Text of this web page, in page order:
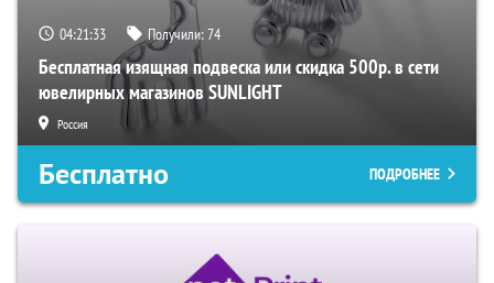
04:21:32 Получили:74
Бесплатная изящная подвеска или скидка 500р. в сети
ювелирных магазинов SUNLIGHT
Россия
Бесплатно ПОДРОБНЕЕ